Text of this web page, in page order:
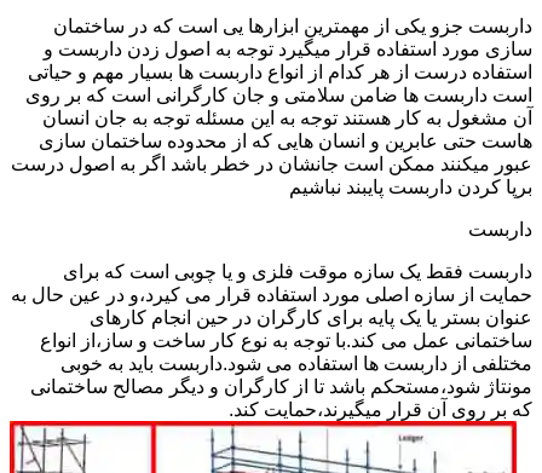
داربست جزو یکی از مهمترین ابزارها یی است که در ساختمان
سازی مورد استفاده قرار میگیرد توجه به اصول زدن داربست و
استفاده درست از هر کدام از انواع داربست ها بسیار مهم و حیاتی
است داربست ها ضامن سلامتی و جان کارگرانی است که بر روی
آن مشغول به کار هستند توجه به این مسئله توجه به جان انسان
هاست حتی عابرین و انسان هایی که از محدوده ساختمان سازی
عبور میکنند ممکن است جانشان در خطر باشد اگر به اصول درست
برپا کردن داربست پایبند نباشیم
داربست
داربست فقط یک سازه موقت فلزی و یا چوبی است که برای
حمایت از سازه اصلی مورد استفاده قرار می کیرد،و در عین حال به
عنوان بستر یا یک پایه برای کارگران در حین انجام کارهای
ساختمانی عمل می کند.با توجه به نوع کار ساخت و ساز،از انواع
مختلفی از داربست ها استفاده می شود.داربست باید به خوبی
مونتاژ شود،مستحکم باشد تا از کارگران و دیگر مصالح ساختمانی
که بر روی آن قرار میگیرند،حمایت کند.